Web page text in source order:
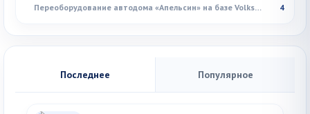
Переоборудование автодома «Апельсин» на базе Volkswagen T3 Syncro 4
Последнее Популярное